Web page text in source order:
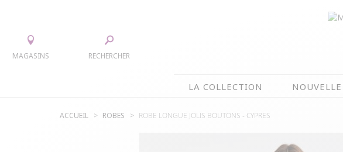
MAGASINS RECHERCHER
LA COLLECTION
LA COLLECTION
ACCUEIL ROBES ROBE LONGUE JOLIS BOUTONS - CYPRES